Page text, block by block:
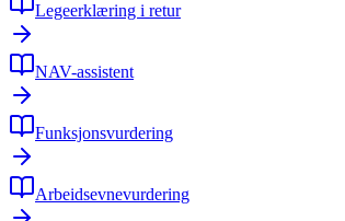
Legeerklæring i retur
NAV-assistent
Funksjonsvurdering
Arbeidsevnevurdering